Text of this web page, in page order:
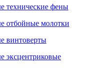
технические фены
отбойные молотки
винтоверты
эксцентриковые